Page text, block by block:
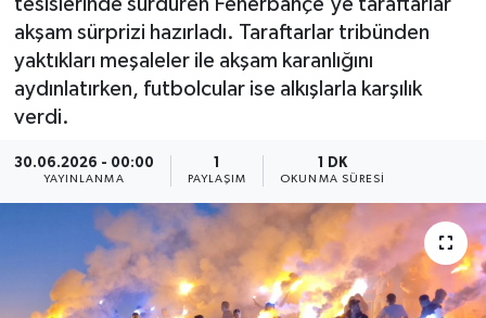
akşam sürprizi hazırladı. Taraftarlar tribünden
yaktıkları meşaleler ile akşam karanlığını
aydınlatırken, futbolcular ise alkışlarla karşılık
verdi.
30.06.2026 - 00:00
YAYINLANMA PAYLAŞIM
1 DK
OKUNMA SÜRESI
KÜLTÜR SANAT
SAĞLIK
OTOMOBİL
KURUMSAL
Haber Arşivi